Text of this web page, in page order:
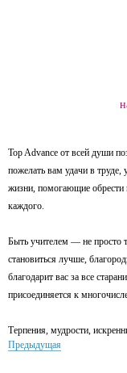
Top Advance от всей души
пожелать вам удачи в
жизни, помогающие обрести
каждого.
Быть учителем — не просто
становиться лучше,
благодарит вас за все
присоединяется к
Терпения, мудрости,
Предыдущая